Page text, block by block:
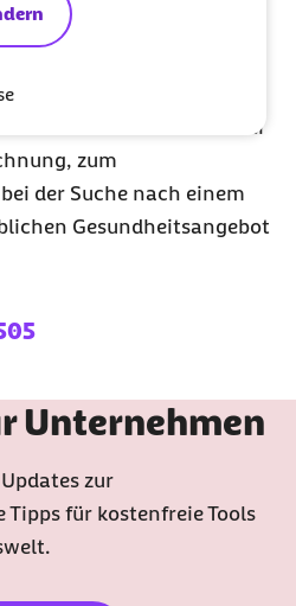
für
hilft Ihnen bei
zum
der Suche nach einem
Gesundheitsangebot
Unternehmen
zur
für kostenfreie Tools